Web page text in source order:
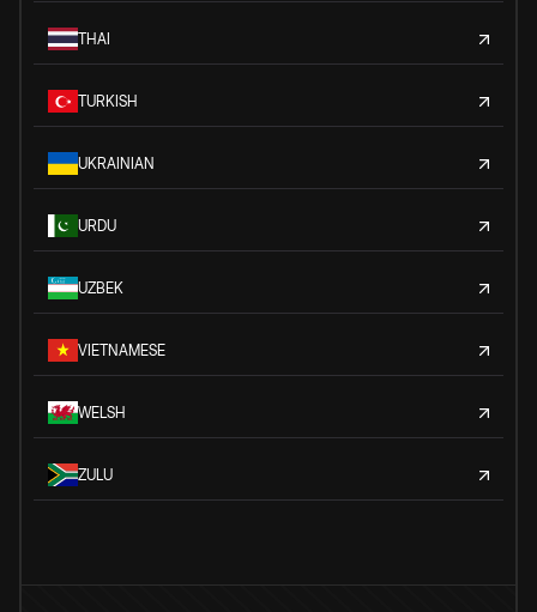
THAI
TURKISH
UKRAINIAN
URDU
UZBEK
VIETNAMESE
WELSH
ZULU